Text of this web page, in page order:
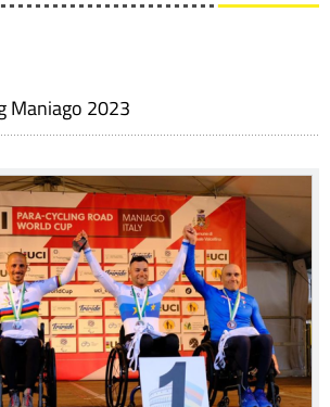
Maniago 2023